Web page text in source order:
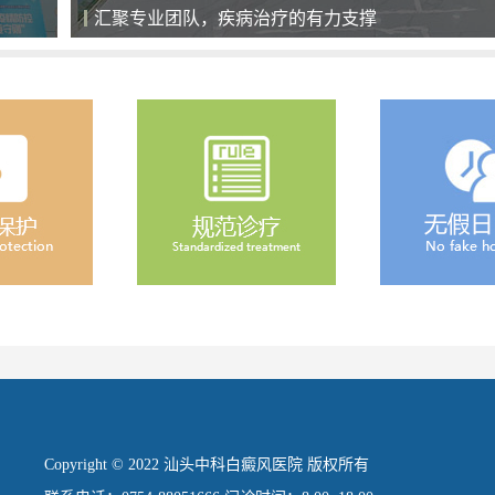
汇聚专业团队，疾病治疗的有力支撑
Copyright © 2022 汕头中科白癜风医院 版权所有